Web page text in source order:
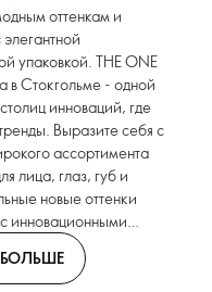
оттенкам и
упаковкой. THE ONE
в Стокгольме - одной
инноваций, где
Выразите себя с
ассортимента
лица, глаз, губ и
новые оттенки
инновационными
БОЛЬШЕ